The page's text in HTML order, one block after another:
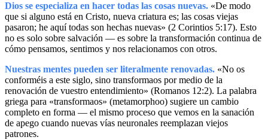
Dios se especializa en hacer todas las cosas nuevas. «De modo
que si alguno está en Cristo, nueva criatura es; las cosas viejas
pasaron; he aquí todas son hechas nuevas» (2 Corintios 5:17). Esto
no es solo sobre salvación — es sobre la transformación continua de
cómo pensamos, sentimos y nos relacionamos con otros.
Nuestras mentes pueden ser literalmente renovadas. «No os
conforméis a este siglo, sino transformaos por medio de la
renovación de vuestro entendimiento» (Romanos 12:2). La palabra
griega para «transformaos» (metamorphoo) sugiere un cambio
completo en forma — el mismo proceso que vemos en la sanación
de apego cuando nuevas vías neuronales reemplazan viejos
patrones.